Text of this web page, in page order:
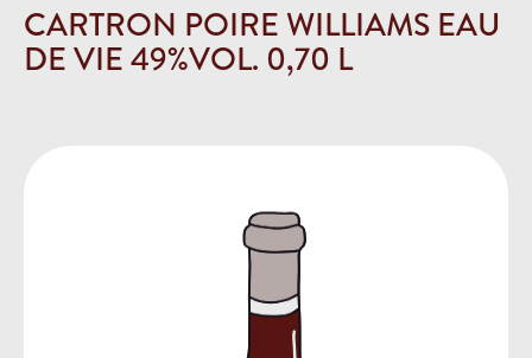
CARTRON POIRE WILLIAMS EAU
DE VIE 49%VOL. 0,70 L